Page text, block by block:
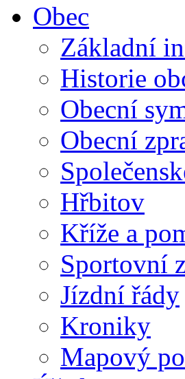
Obec
Základní
Historie
Obecní
Obecní
Hřbitov
Kříže a
Sportovní
Jízdní řády
Kroniky
Mapový